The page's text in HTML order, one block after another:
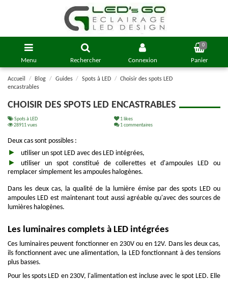
Menu Rechercher Connexion
0
Panier
Accueil Blog Guides Spots à LED
Choisir des spots LED
encastrables
CHOISIR DES SPOTS LED ENCASTRABLES
Spots à LED 1likes
28911 vues
1 commentaires
Deux cas sont possibles :
utiliser un spot LED avec des LED intégrées,
utiliser un spot constitué de collerettes et d'ampoules LED ou
remplacer simplement les ampoules halogènes.
Dans les deux cas, la qualité de la lumière émise par des spots LED ou
ampoules LED est maintenant tout aussi agréable qu'avec des sources de
lumières halogènes.
Les luminaires complets à LED intégrées
Ces luminaires peuvent fonctionner en 230V ou en 12V. Dans les deux cas,
ils fonctionnent avec une alimentation, la LED fonctionnant à des tensions
plus basses.
Pour les spots LED en 230V, l'alimentation est incluse avec le spot LED. Elle